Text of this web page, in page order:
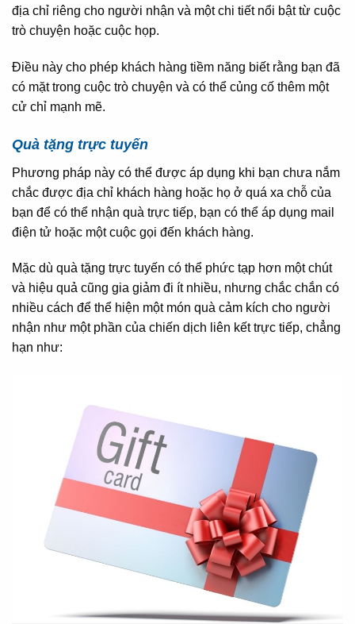
địa chỉ riêng cho người nhận và một chi tiết nổi bật từ cuộc
trò chuyện hoặc cuộc họp.
Điều này cho phép khách hàng tiềm năng biết rằng bạn đã
có mặt trong cuộc trò chuyện và có thể củng cố thêm một
cử chỉ mạnh mẽ.
Quà tặng trực tuyến
Phương pháp này có thể được áp dụng khi bạn chưa nắm
chắc được địa chỉ khách hàng hoặc họ ở quá xa chỗ của
bạn để có thể nhận quà trực tiếp, bạn có thể áp dụng mail
điện tử hoặc một cuộc gọi đến khách hàng.
Mặc dù quà tặng trực tuyến có thể phức tạp hơn một chút
và hiệu quả cũng gia giảm đi ít nhiều, nhưng chắc chắn có
nhiều cách để thể hiện một món quà cảm kích cho người
nhận như một phần của chiến dịch liên kết trực tiếp, chẳng
hạn như: